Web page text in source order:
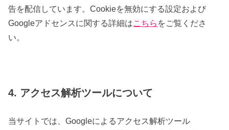
告を配信しています。Cookieを無効にする設定および
Googleアドセンスに関する詳細はこちら をご覧くださ
い。
4. アクセス解析ツールについて
当サイトでは、Googleによるアクセス解析ツール